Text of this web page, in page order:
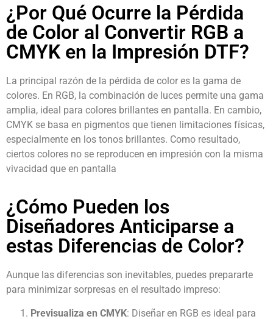
¿Por Qué Ocurre la Pérdida
de Color al Convertir RGB a
CMYK en la Impresión DTF?
La principal razón de la pérdida de color es la gama de
colores. En RGB, la combinación de luces permite una gama
amplia, ideal para colores brillantes en pantalla. En cambio,
CMYK se basa en pigmentos que tienen limitaciones físicas,
especialmente en los tonos brillantes. Como resultado,
ciertos colores no se reproducen en impresión con la misma
vivacidad que en pantalla
¿Cómo Pueden los
Diseñadores Anticiparse a
estas Diferencias de Color?
Aunque las diferencias son inevitables, puedes prepararte
para minimizar sorpresas en el resultado impreso:
Previsualiza en CMYK: Diseñar en RGB es ideal para